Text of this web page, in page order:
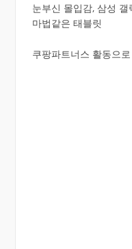
눈부신 몰입감, 삼성
마법같은 태블릿
쿠팡파트너스 활동으